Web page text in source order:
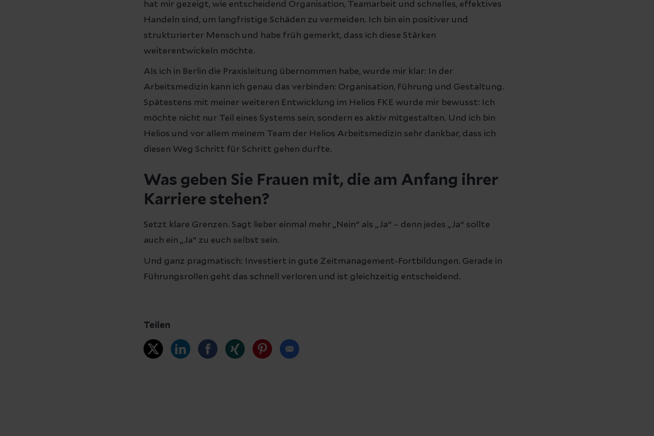
hat mir gezeigt, wie entscheidend Organisation, Teamarbeit und schnelles, effektives
Handeln sind, um langfristige Schäden zu vermeiden. Ich bin ein positiver und
strukturierter Mensch und habe früh gemerkt, dass ich diese Stärken
weiterentwickeln möchte.
Als ich in Berlin die Praxisleitung übernommen habe, wurde mir klar: In der
Arbeitsmedizin kann ich genau das verbinden: Organisation, Führung und Gestaltung.
Spätestens mit meiner weiteren Entwicklung im Helios FKE wurde mir bewusst: Ich
möchte nicht nur Teil eines Systems sein, sondern es aktiv mitgestalten. Und ich bin
Helios und vor allem meinem Team der Helios Arbeitsmedizin sehr dankbar, dass ich
diesen Weg Schritt für Schritt gehen durfte.
Was geben Sie Frauen mit, die am Anfang ihrer
Karriere stehen?
Setzt klare Grenzen. Sagt lieber einmal mehr „Nein“ als „Ja“ – denn jedes „Ja“ sollte
auch ein „Ja“ zu euch selbst sein.
Und ganz pragmatisch: Investiert in gute Zeitmanagement-Fortbildungen. Gerade in
Führungsrollen geht das schnell verloren und ist gleichzeitig entscheidend.
Teilen